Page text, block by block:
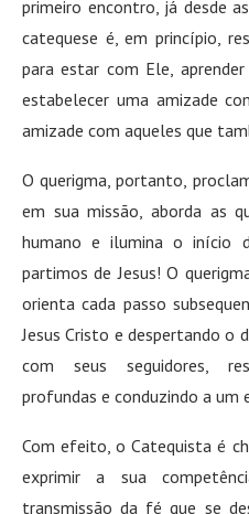
primeiro encontro, já desde
catequese é, em princípio,
para estar com Ele,
estabelecer uma amizade
amizade com aqueles que
O querigma, portanto,
em sua missão, aborda as
humano e ilumina o início
partimos de Jesus! O
orienta cada passo
Jesus Cristo e despertando o
com seus seguidores,
profundas e conduzindo a
Com efeito, o Catequista é
exprimir a sua
transmissão da fé que se